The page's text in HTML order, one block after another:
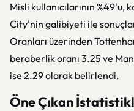
Misli kullanıcılarının %49'u,
City'nin galibiyeti ile
Oranları üzerinden
beraberlik oranı 3.25 ve
ise 2.29 olarak belirlendi.
Öne Çıkan